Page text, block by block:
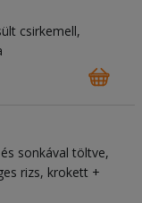
csirkemell,
sonkával töltve,
rizs, krokett +